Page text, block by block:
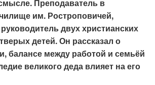
Преподаватель в
им. Ростроповичей,
двух христианских
детей. Он рассказал о
балансе между работой и семьёй
великого деда влияет на его